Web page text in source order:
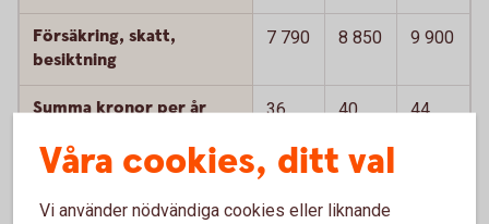
Försäkring, skatt,
besiktning
7 790 8 850 9 900
Summa kronor per år
36
40
44
månad
Våra cookies, ditt val
Vi använder nödvändiga cookies eller liknande